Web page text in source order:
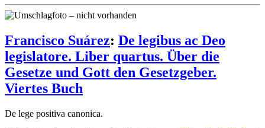
Francisco Suárez: De legibus ac Deo
legislatore. Liber quartus. Über die
Gesetze und Gott den Gesetzgeber.
Viertes Buch
De lege positiva canonica.